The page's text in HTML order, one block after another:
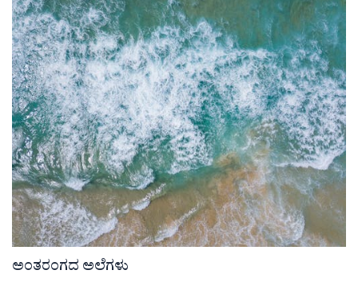
ಅಂತರಂಗದ ಅಲೆಗಳು